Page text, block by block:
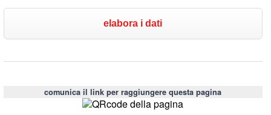
comunica il link per raggiungere questa pagina